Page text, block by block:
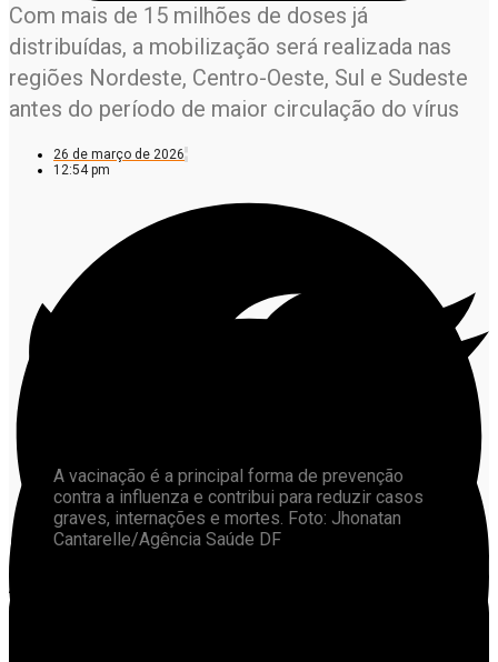
Com mais de 15 milhões de doses já
distribuídas, a mobilização será realizada nas
regiões Nordeste, Centro-Oeste, Sul e Sudeste
antes do período de maior circulação do vírus
26 de março de 2026
12:54 pm
A vacinação é a principal forma de prevenção
contra a influenza e contribui para reduzir casos
graves, internações e mortes. Foto: Jhonatan
Cantarelle/Agência Saúde DF
A Campanha Nacional de Vacinação contra a Influenza